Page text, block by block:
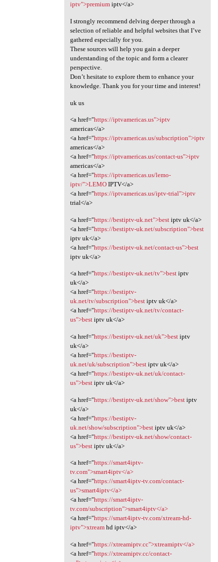
iptv">premiumiptv</a>
I strongly recommend delving deeper through a
selection of reliable and helpful websites that I’ve
gathered especially for you.
These sources will help you gain a deeper
understanding of the topic and form a clearer
perspective.
Don’t hesitate to explore them to enhance your
knowledge. Thank you for your time and interest!
uk us
<a href="https://iptvamericas.us">iptv
americas</a>
<a href="https://iptvamericas.us/subscription">iptv
americas</a>
<a href="https://iptvamericas.us/contact-us">iptv
americas</a>
<a href="https://iptvamericas.us/lemo-
iptv/">LEMOIPTV</a>
<a href="https://iptvamericas.us/iptv-trial">iptv
trial</a>
<a href="https://bestiptv-uk.net">bestiptv uk</a>
<a href="https://bestiptv-uk.net/subscription">best
iptv uk</a>
<a href="https://bestiptv-uk.net/contact-us">best
iptv uk</a>
<a href="https://bestiptv-uk.net/tv">bestiptv
uk</a>
<a href="https://bestiptv-
uk.net/tv/subscription">bestiptv uk</a>
<a href="https://bestiptv-uk.net/tv/contact-
us">bestiptv uk</a>
<a href="https://bestiptv-uk.net/uk">bestiptv
uk</a>
<a href="https://bestiptv-
uk.net/uk/subscription">bestiptv uk</a>
<a href="https://bestiptv-uk.net/uk/contact-
us">bestiptv uk</a>
<a href="https://bestiptv-uk.net/show">bestiptv
uk</a>
<a href="https://bestiptv-
uk.net/show/subscription">bestiptv uk</a>
<a href="https://bestiptv-uk.net/show/contact-
us">bestiptv uk</a>
<a href="https://smart4iptv-
tv.com">smart4iptv</a>
<a href="https://smart4iptv-tv.com/contact-
us">smart4iptv</a>
<a href="https://smart4iptv-
tv.com/subscription">smart4iptv</a>
<a href="https://smart4iptv-tv.com/xtream-hd-
iptv">xtreamhd iptv</a>
<a href="https://xtreamiptv.cc">xtreamiptv</a>
<a href="https://xtreamiptv.cc/contact-